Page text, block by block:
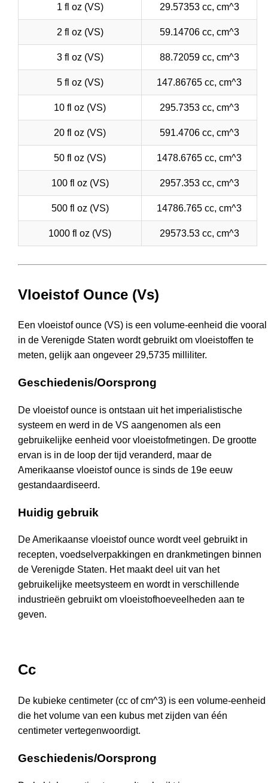
1 fl oz (VS) 29.57353 cc, cm^3
2 fl oz (VS) 59.14706 cc, cm^3
3 fl oz (VS) 88.72059 cc, cm^3
5 fl oz (VS) 147.86765 cc, cm^3
10 fl oz (VS) 295.7353 cc, cm^3
20 fl oz (VS) 591.4706 cc, cm^3
50 fl oz (VS) 1478.6765 cc, cm^3
100 fl oz (VS) 2957.353 cc, cm^3
500 fl oz (VS) 14786.765 cc, cm^3
1000 fl oz (VS) 29573.53 cc, cm^3
Vloeistof Ounce (Vs)
Een vloeistof ounce (VS) is een volume-eenheid die vooral
in de Verenigde Staten wordt gebruikt om vloeistoffen te
meten, gelijk aan ongeveer 29,5735 milliliter.
Geschiedenis/Oorsprong
De vloeistof ounce is ontstaan uit het imperialistische
systeem en werd in de VS aangenomen als een
gebruikelijke eenheid voor vloeistofmetingen. De grootte
ervan is in de loop der tijd veranderd, maar de
Amerikaanse vloeistof ounce is sinds de 19e eeuw
gestandaardiseerd.
Huidig gebruik
De Amerikaanse vloeistof ounce wordt veel gebruikt in
recepten, voedselverpakkingen en drankmetingen binnen
de Verenigde Staten. Het maakt deel uit van het
gebruikelijke meetsysteem en wordt in verschillende
industrieën gebruikt om vloeistofhoeveelheden aan te
geven.
Cc
De kubieke centimeter (cc of cm^3) is een volume-eenheid
die het volume van een kubus met zijden van één
centimeter vertegenwoordigt.
Geschiedenis/Oorsprong